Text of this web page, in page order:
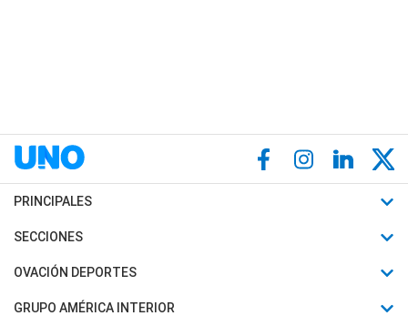
PRINCIPALES
Últimas Noticias
Política
SECCIONES
Horóscopo
Motores
OVACIÓN DEPORTES
Fútbol
GRUPO AMÉRICA INTERIOR